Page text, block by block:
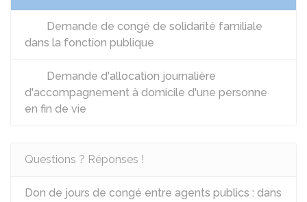
Demande de congé de solidarité familiale
dans la fonction publique
Demande d'allocation journalière
d'accompagnement à domicile d'une personne
en fin de vie
Questions ? Réponses !
Don de jours de congé entre agents publics : dans